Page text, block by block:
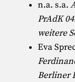
n.a. s.a.
PrAdK
weitere
Eva
Berliner